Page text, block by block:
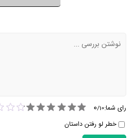
نظر خود را ثبت کنید
رای شما: 0/10
خطر لو رفتن داستان